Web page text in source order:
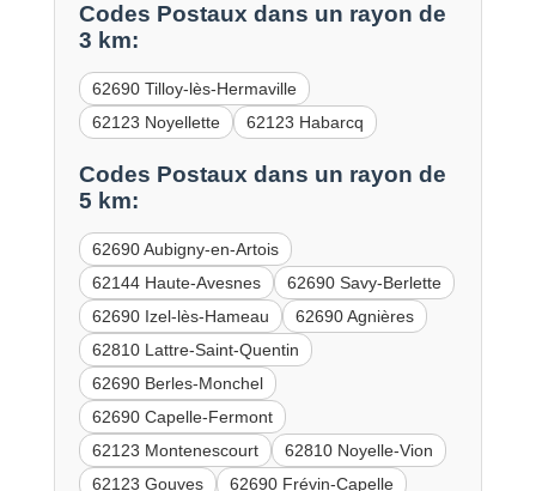
Codes Postaux dans un rayon de
3 km:
62690 Tilloy-lès-Hermaville
62123 Noyellette
62123 Habarcq
Codes Postaux dans un rayon de
5 km:
62690 Aubigny-en-Artois
62144 Haute-Avesnes
62690 Savy-Berlette
62690 Izel-lès-Hameau
62690 Agnières
62810 Lattre-Saint-Quentin
62690 Berles-Monchel
62690 Capelle-Fermont
62123 Montenescourt
62810 Noyelle-Vion
62123 Gouves
62690 Frévin-Capelle